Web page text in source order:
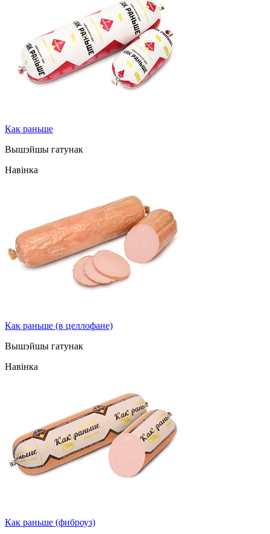
Как раньше
Вышэйшы гатунак
Навінка
Как раньше (в целлофане)
Вышэйшы гатунак
Навінка
Как раньше (фиброуз)